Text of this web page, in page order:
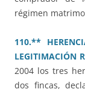
régimen
110.**
LEGITIMACIÓN
2004 los tres
dos fincas,